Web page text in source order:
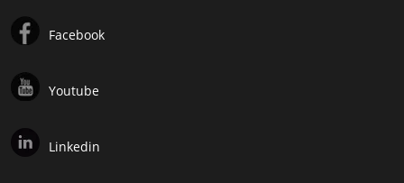
Facebook
Youtube
Linkedin